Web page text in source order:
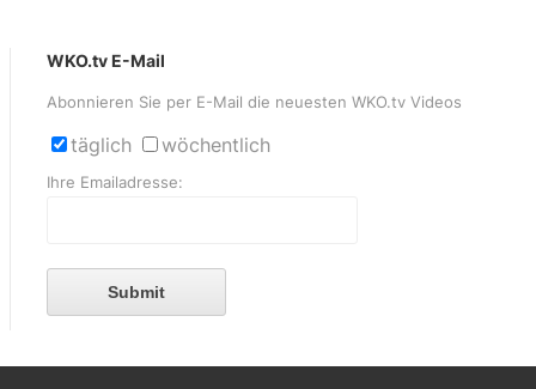
WKO.tv E-Mail
Abonnieren Sie per E-Mail die neuesten WKO.tv Videos
täglich wöchentlich
Ihre Emailadresse:
Submit